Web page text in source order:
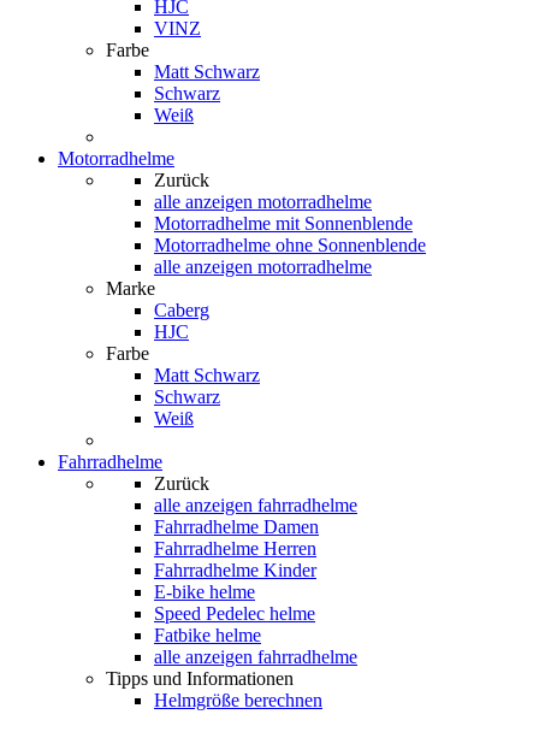
HJC
VINZ
Farbe
Matt Schwarz
Schwarz
Weiß
Motorradhelme
Zurück
alle anzeigen motorradhelme
Motorradhelme mit Sonnenblende
Motorradhelme ohne Sonnenblende
alle anzeigen motorradhelme
Marke
Caberg
HJC
Farbe
Matt Schwarz
Schwarz
Weiß
Fahrradhelme
Zurück
alle anzeigen fahrradhelme
Fahrradhelme Damen
Fahrradhelme Herren
Fahrradhelme Kinder
E-bike helme
Speed Pedelec helme
Fatbike helme
alle anzeigen fahrradhelme
Tipps und Informationen
Helmgröße berechnen